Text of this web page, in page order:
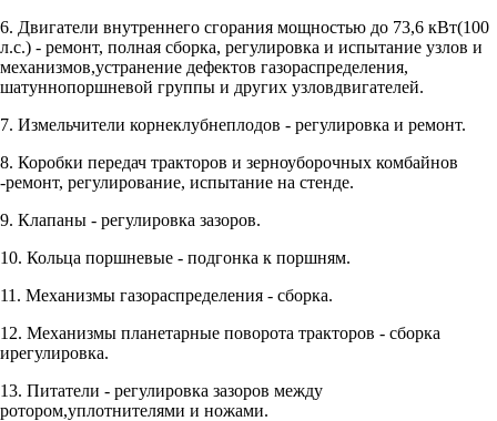
6. Двигатели внутреннего сгорания мощностью до 73,6 кВт(100
л.с.) - ремонт, полная сборка, регулировка и испытание узлов и
механизмов,устранение дефектов газораспределения,
шатуннопоршневой группы и других узловдвигателей.
7. Измельчители корнеклубнеплодов - регулировка и ремонт.
8. Коробки передач тракторов и зерноуборочных комбайнов
-ремонт, регулирование, испытание на стенде.
9. Клапаны - регулировка зазоров.
10. Кольца поршневые - подгонка к поршням.
11. Механизмы газораспределения - сборка.
12. Механизмы планетарные поворота тракторов - сборка
ирегулировка.
13. Питатели - регулировка зазоров между
ротором,уплотнителями и ножами.